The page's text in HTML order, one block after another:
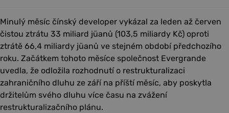
Minulý měsíc čínský developer vykázal za leden až červen
čistou ztrátu 33 miliard jüanů (103,5 miliardy Kč) oproti
ztrátě 66,4 miliardy jüanů ve stejném období předchozího
roku. Začátkem tohoto měsíce společnost Evergrande
uvedla, že odložila rozhodnutí o restrukturalizaci
zahraničního dluhu ze září na příští měsíc, aby poskytla
držitelům svého dluhu více času na zvážení
restrukturalizačního plánu.